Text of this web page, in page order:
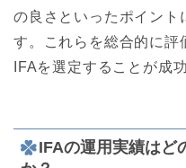
の良さといったポイント
す。これらを総合的に評
IFAを選定することが成
IFAの運用実績はど